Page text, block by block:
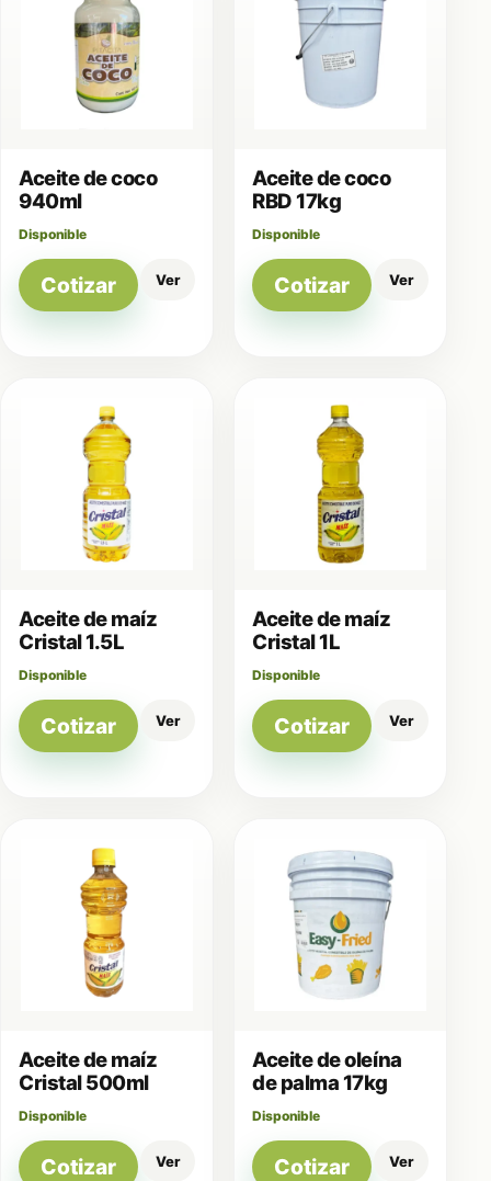
Aceite de coco
940ml
Disponible
Cotizar Ver
Aceite de coco
RBD 17kg
Disponible
Cotizar Ver
Aceite de maíz
Cristal 1.5L
Disponible
Cotizar Ver
Aceite de maíz
Cristal 1L
Disponible
Cotizar Ver
Aceite de maíz
Cristal 500ml
Disponible
Cotizar Ver
Aceite de oleína
de palma 17kg
Disponible
Cotizar Ver